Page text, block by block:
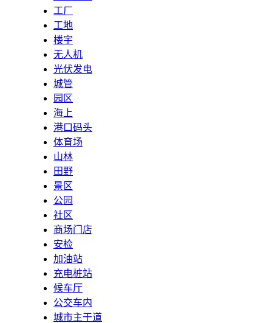
工厂
工地
楼宇
无人机
光伏发电
城管
园区
海上
港口码头
体育场
山林
田野
景区
公园
社区
商场门店
安检
加油站
充电桩站
候车厅
公交车内
城市主干道